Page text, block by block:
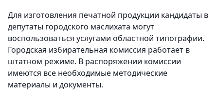
Для изготовления печатной продукции кандидаты в
депутаты городского маслихата могут
воспользоваться услугами областной типографии.
Городская избирательная комиссия работает в
штатном режиме. В распоряжении комиссии
имеются все необходимые методические
материалы и документы.